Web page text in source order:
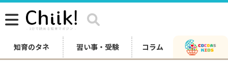
知育のタネ 習い事・受験 コラム